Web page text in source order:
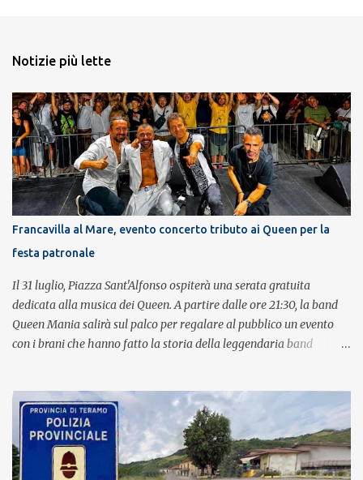
Notizie più lette
Francavilla al Mare, evento concerto tributo ai Queen per la
festa patronale
Il 31 luglio, Piazza Sant'Alfonso ospiterà una serata gratuita
dedicata alla musica dei Queen. A partire dalle ore 21:30, la band
Queen Mania salirà sul palco per regalare al pubblico un evento
con i brani che hanno fatto la storia della leggendaria band
con grande successo la passione e l'energia del celebre gruppo. Lo
spettacolo si inserisce nell'ambito dei festeggiamenti in onore di
Sant'Alfonso, il santo patrono della città. La formazione sul palco è
composta da Simone Fortuna alla batteria e voce, Fabrizio